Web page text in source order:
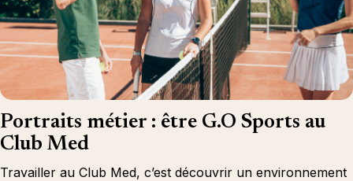
Portraits métier : être G.O Sports au
Club Med
Travailler au Club Med, c’est découvrir un environnement